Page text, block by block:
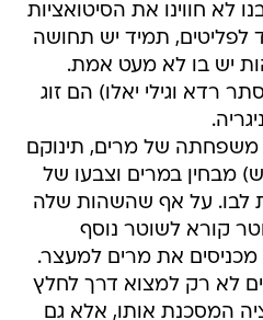
לא חווינו את הסיטואציות
לפליטים, תמיד יש תחושה
יש בו לא מעט אמת.
רדא וגילי יאלו) הם זוג
משפחתה של מרים, תינוקם
מבחין במרים וצבעו של
לבו. על אף שהשהות שלה
קורא לשוטר נוסף
מכניסים את מרים למעצר.
לא רק למצוא דרך לחלץ
המסכנת אותו, אלא גם